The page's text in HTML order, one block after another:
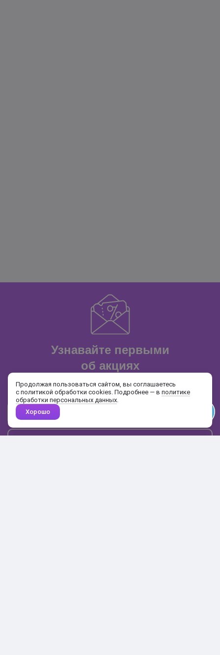
Узнавайте первыми
об акциях
и распродажах
Почта
Продолжая пользоваться сайтом, вы соглашаетесь
с политикой обработки cookies. Подробнее — в политике
обработки персональных данных.
Хорошо